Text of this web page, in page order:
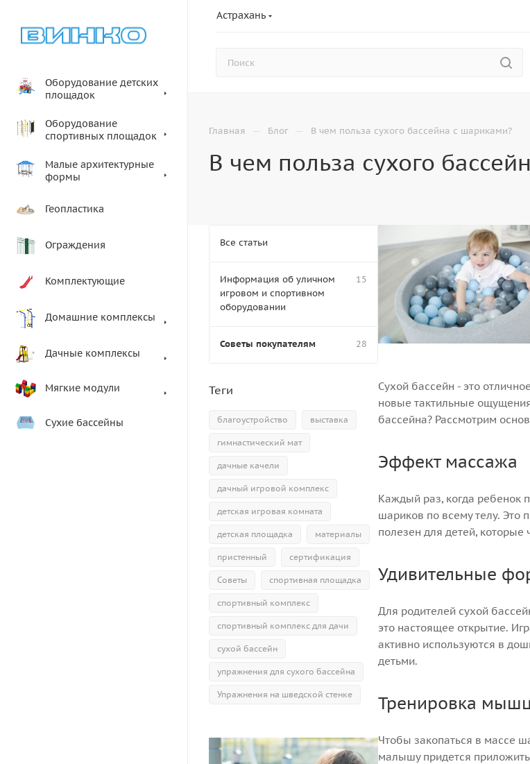
Астрахань
Оборудование детских
площадок
Оборудование
спортивных площадок
Малые архитектурные
формы
Геопластика
Ограждения
Комплектующие
Домашние комплексы
Дачные комплексы
Мягкие модули
Сухие бассейны
Главная — Блог — В чем польза сухого бассейна с шариками?
В чем польза сухого
Сухой бассейн - это
новые тактильные
бассейна? Рассмотрим
Эффект массажа
Каждый раз, когда ребенок
шариков по всему телу. Это
полезен для детей, которые
Удивительные
Для родителей сухой
это настоящее открытие.
активно используются в
детьми.
Тренировка
Чтобы закопаться в массе
малышу придется
Все статьи
Информация об уличном
игровом и спортивном
оборудовании
15
Советы покупателям 28
Теги
благоустройство выставка
гимнастический мат
дачные качели
дачный игровой комплекс
детская игровая комната
детская площадка материалы
пристенный сертификация
Советы спортивная площадка
спортивный комплекс
спортивный комплекс для дачи
сухой бассейн
упражнения для сухого бассейна
Упражнения на шведской стенке